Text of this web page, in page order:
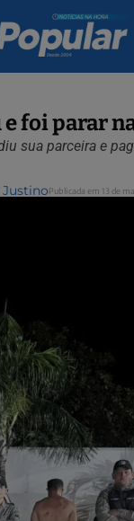
e foi parar
sua parceira e
Publicada em 13 de